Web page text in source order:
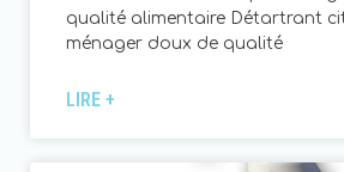
qualité alimentaire Détartrant
ménager doux de qualité
LIRE +